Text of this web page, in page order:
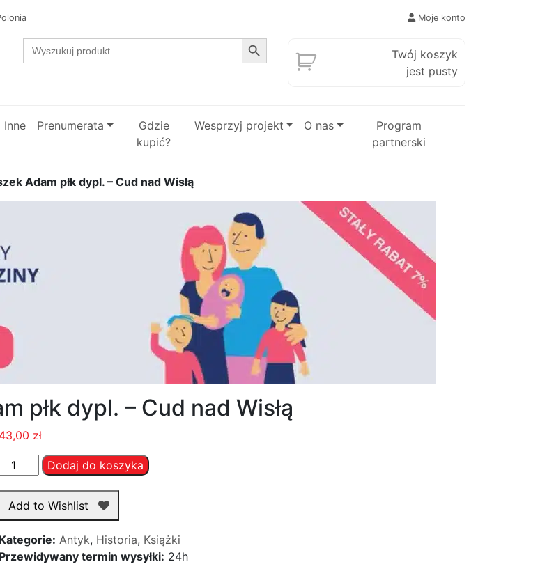
Moje konto
Search
for:
Search Button
Twój koszyk
jest pusty
Inne Prenumerata
Gdzie
kupić?
Wesprzyj projekt O nas
Program
partnerski
Adam płk dypl. – Cud nad Wisłą
płk dypl. – Cud nad Wisłą
43,00 zł
ilość
Arciszewski
Franciszek
płk
dypl.
Dodaj do koszyka
Add to Wishlist
Kategorie: Antyk, Historia, Książki
Przewidywany termin wysyłki: 24h